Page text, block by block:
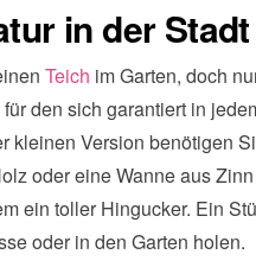
in der Stadt
Teich im Garten, doch
den sich garantiert in
kleinen Version benötigen
oder eine Wanne aus
ein toller Hingucker. Ein
oder in den Garten holen.